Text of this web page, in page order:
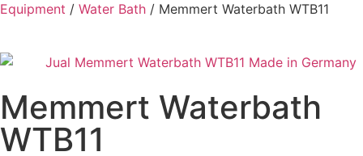
Equipment / Water Bath / Memmert Waterbath WTB11
Memmert Waterbath
WTB11